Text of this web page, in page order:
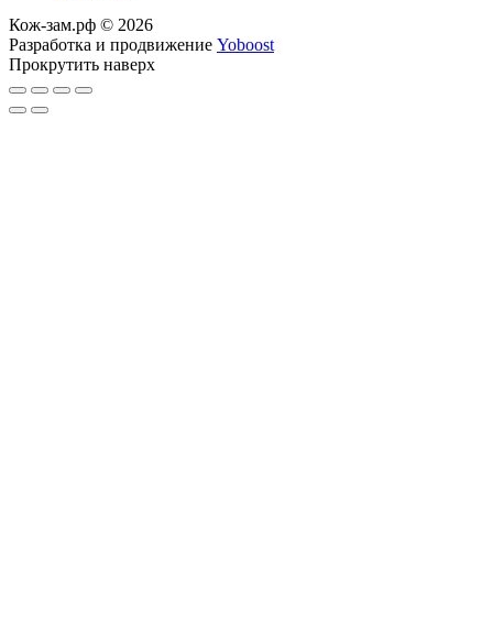
Кож-зам.рф © 2026
Разработка и продвижение Yoboost
Прокрутить наверх